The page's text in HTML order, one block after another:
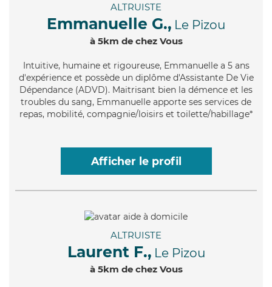
ALTRUISTE
Emmanuelle G., Le Pizou
à 5km de chez Vous
Intuitive, humaine et rigoureuse, Emmanuelle a 5 ans
d'expérience et possède un diplôme d'Assistante De Vie
Dépendance (ADVD). Maitrisant bien la démence et les
troubles du sang, Emmanuelle apporte ses services de
repas, mobilité, compagnie/loisirs et toilette/habillage*
Afficher le profil
ALTRUISTE
Laurent F., Le Pizou
à 5km de chez Vous